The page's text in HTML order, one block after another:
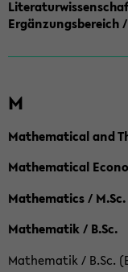
Ergänzungsbereich
M
Mathematical and
Mathematical
Mathematics / M.Sc.
Mathematik / B.Sc.
Mathematik / B.Sc.